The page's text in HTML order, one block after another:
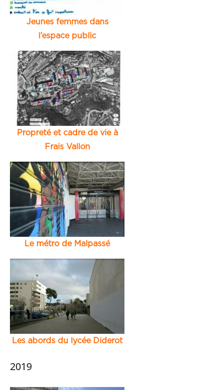
Jeunes femmes dans
l’espace public
Propreté et cadre de vie à
Frais Vallon
Le métro de Malpassé
Les abords du lycée Diderot
2019